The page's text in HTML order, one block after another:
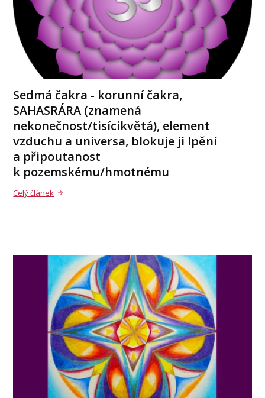
Sedmá čakra - korunní čakra,
SAHASRÁRA (znamená
nekonečnost/tisícikvětá), element
vzduchu a universa, blokuje ji lpění
a připoutanost
k pozemskému/hmotnému
Celý článek